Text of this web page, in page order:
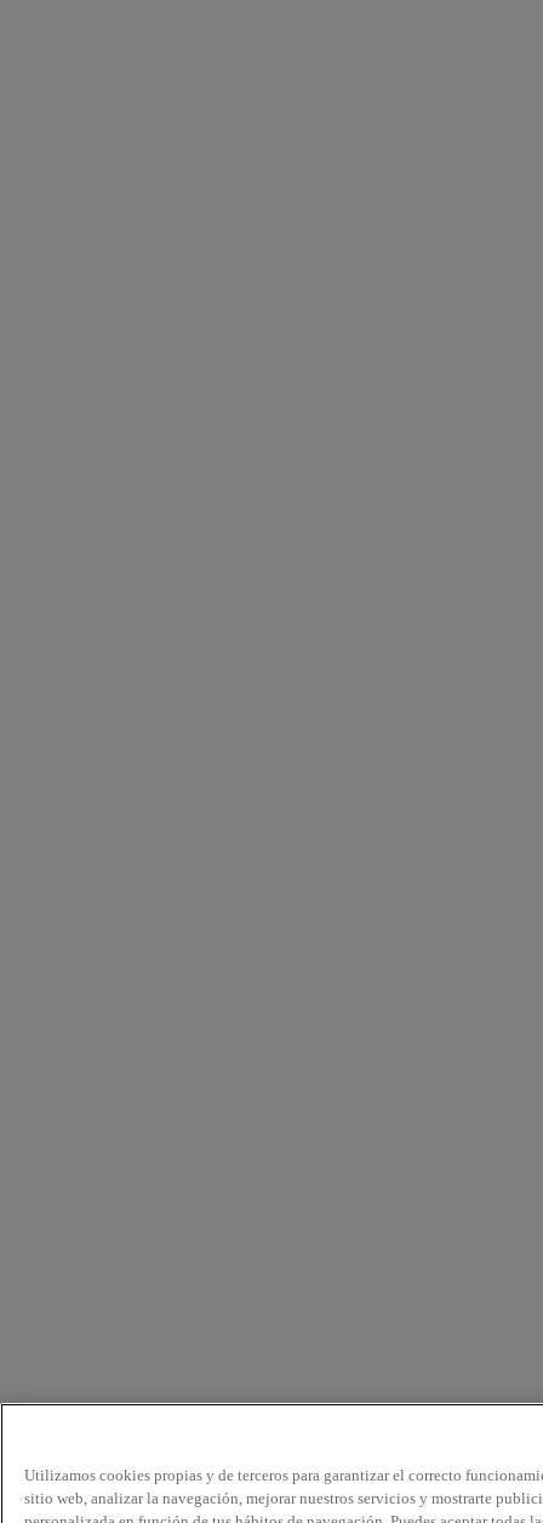
Utilizamos cookies propias y de terceros para garantizar el correcto
sitio web, analizar la navegación, mejorar nuestros servicios y mostrarte